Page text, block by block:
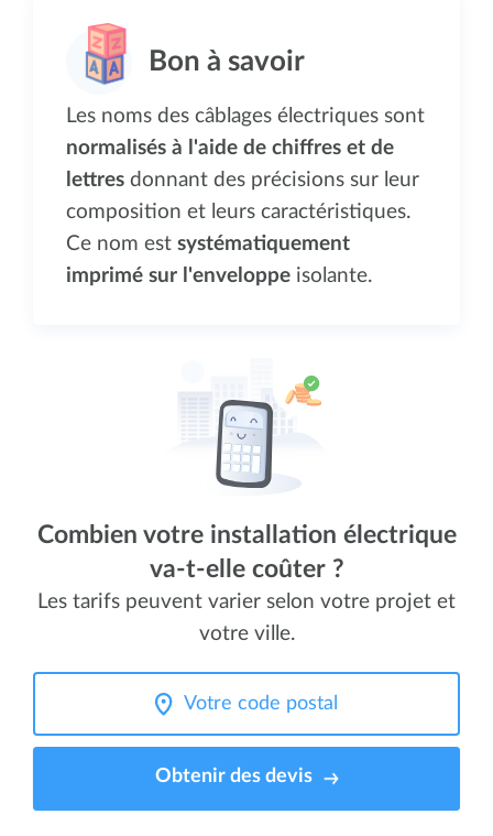
Les noms des câblages électriques sont
normalisés à l'aide de chiffres et de
lettres donnant des précisions sur leur
composition et leurs caractéristiques.
Ce nom est systématiquement
imprimé sur l'enveloppe isolante.
Combien votre installation électrique
va-t-elle coûter ?
Les tarifs peuvent varier selon votre projet et
votre ville.
Obtenir des devis